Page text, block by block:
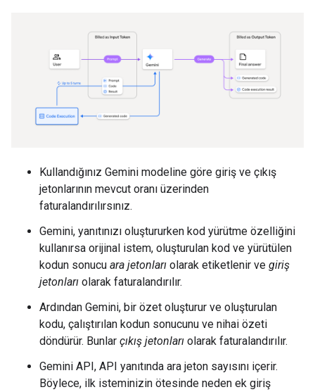
Kullandığınız Gemini modeline göre giriş ve çıkış
jetonlarının mevcut oranı üzerinden
faturalandırılırsınız.
Gemini, yanıtınızı oluştururken kod yürütme özelliğini
kullanırsa orijinal istem, oluşturulan kod ve yürütülen
kodun sonucu ara jetonları olarak etiketlenir ve giriş
jetonları olarak faturalandırılır.
Ardından Gemini, bir özet oluşturur ve oluşturulan
kodu, çalıştırılan kodun sonucunu ve nihai özeti
döndürür. Bunlar çıkış jetonları olarak faturalandırılır.
Gemini API, API yanıtında ara jeton sayısını içerir.
Böylece, ilk isteminizin ötesinde neden ek giriş